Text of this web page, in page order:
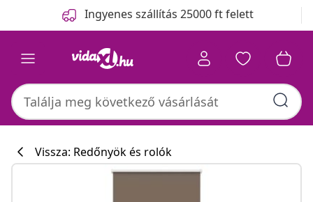
Ingyenes szállítás 25000 ft felett
Vissza: Redőnyök és rolók